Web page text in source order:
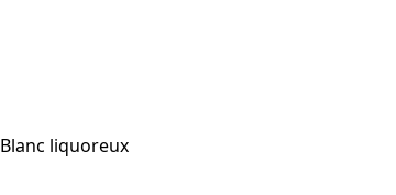
Blanc liquoreux